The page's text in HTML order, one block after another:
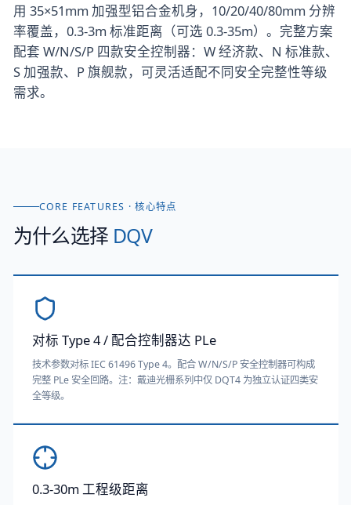
用 35×51mm 加强型铝合金机身，10/20/40/80mm 分辨
率覆盖，0.3-3m 标准距离（可选 0.3-35m）。完整方案
配套 W/N/S/P 四款安全控制器：W 经济款、N 标准款、
S 加强款、P 旗舰款，可灵活适配不同安全完整性等级
需求。
CORE FEATURES · 核心特点
为什么选择 DQV
对标 Type 4 / 配合控制器达 PLe
技术参数对标 IEC 61496 Type 4。配合 W/N/S/P 安全控制器可构成
完整 PLe 安全回路。注：戴迪光栅系列中仅 DQT4 为独立认证四类安
全等级。
0.3-30m 工程级距离